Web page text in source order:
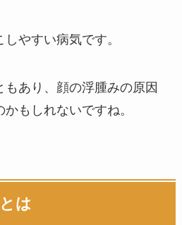
やすい病気です。
あり、顔の浮腫みの原因
もしれないですね。
は